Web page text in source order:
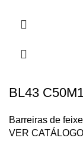
BL43
Barreiras de
VER CATÁLOGO